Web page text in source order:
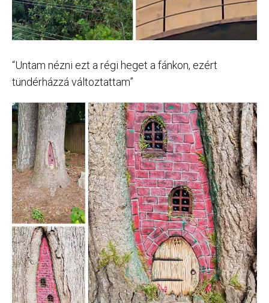
“Untam nézni ezt a régi heget a fánkon, ezért
tündérházzá változtattam”